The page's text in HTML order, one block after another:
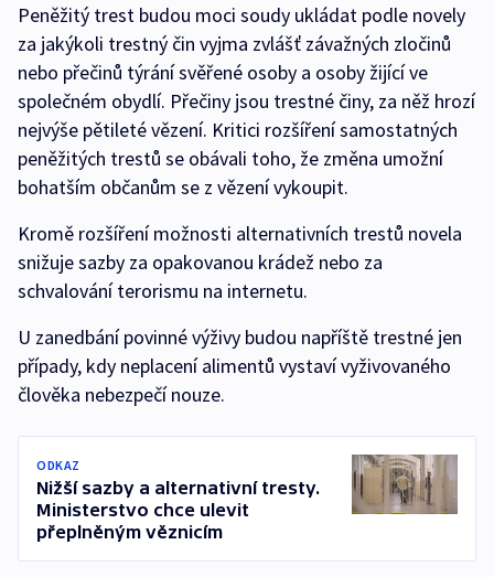
Peněžitý trest budou moci soudy ukládat podle novely
za jakýkoli trestný čin vyjma zvlášť závažných zločinů
nebo přečinů týrání svěřené osoby a osoby žijící ve
společném obydlí. Přečiny jsou trestné činy, za něž hrozí
nejvýše pětileté vězení. Kritici rozšíření samostatných
peněžitých trestů se obávali toho, že změna umožní
bohatším občanům se z vězení vykoupit.
Kromě rozšíření možnosti alternativních trestů novela
snižuje sazby za opakovanou krádež nebo za
schvalování terorismu na internetu.
U zanedbání povinné výživy budou napříště trestné jen
případy, kdy neplacení alimentů vystaví vyživovaného
člověka nebezpečí nouze.
ODKAZ
Nižší sazby a alternativní tresty.
Ministerstvo chce ulevit
přeplněným věznicím